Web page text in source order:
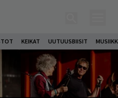
KEIKAT UUTUUSBIISIT